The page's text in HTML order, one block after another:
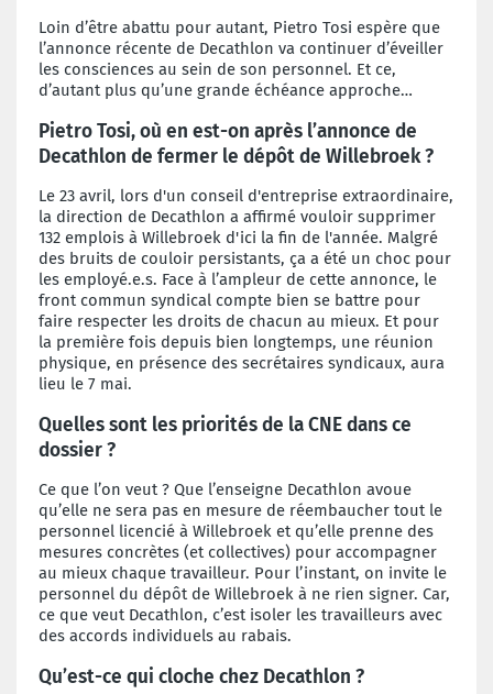
Loin d’être abattu pour autant, Pietro Tosi espère que
l’annonce récente de Decathlon va continuer d’éveiller
les consciences au sein de son personnel. Et ce,
d’autant plus qu’une grande échéance approche…
Pietro Tosi, où en est-on après l’annonce de
Decathlon de fermer le dépôt de Willebroek ?
Le 23 avril, lors d'un conseil d'entreprise extraordinaire,
la direction de Decathlon a affirmé vouloir supprimer
132 emplois à Willebroek d'ici la fin de l'année. Malgré
des bruits de couloir persistants, ça a été un choc pour
les employé.e.s. Face à l’ampleur de cette annonce, le
front commun syndical compte bien se battre pour
faire respecter les droits de chacun au mieux. Et pour
la première fois depuis bien longtemps, une réunion
physique, en présence des secrétaires syndicaux, aura
lieu le 7 mai.
Quelles sont les priorités de la CNE dans ce
dossier ?
Ce que l’on veut ? Que l’enseigne Decathlon avoue
qu’elle ne sera pas en mesure de réembaucher tout le
personnel licencié à Willebroek et qu’elle prenne des
mesures concrètes (et collectives) pour accompagner
au mieux chaque travailleur. Pour l’instant, on invite le
personnel du dépôt de Willebroek à ne rien signer. Car,
ce que veut Decathlon, c’est isoler les travailleurs avec
des accords individuels au rabais.
Qu’est-ce qui cloche chez Decathlon ?